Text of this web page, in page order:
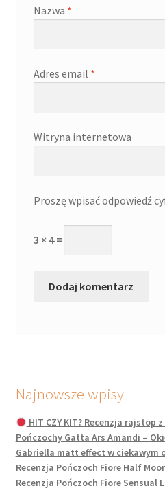
Nazwa *
Adres email *
Witryna internetowa
Proszę wpisać odpowiedź
3 × 4 =
Najnowsze wpisy
HIT CZY KIT? Recenzja rajstop
Pończochy Gatta Ars Amandi –
Gabriella matt effect w ciekawym
Recenzja Pończoch Fiore Half
Recenzja Pończoch Fiore Sensual